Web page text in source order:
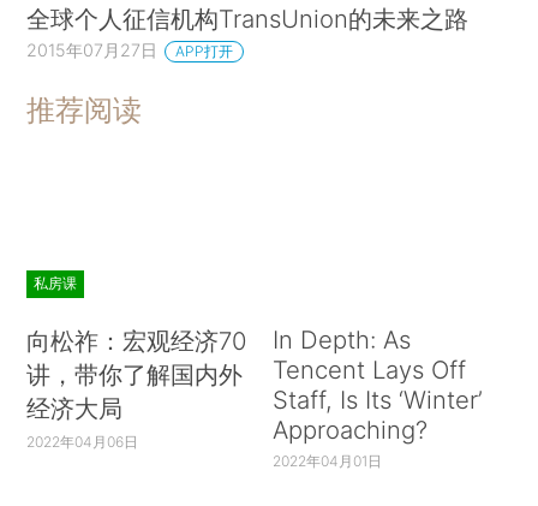
全球个人征信机构TransUnion的未来之路
2015年07月27日 APP打开
推荐阅读
私房课
向松祚：宏观经济70
讲，带你了解国内外
经济大局
2022年04月06日
In Depth: As
Tencent Lays Off
Staff, Is Its ‘Winter’
Approaching?
2022年04月01日